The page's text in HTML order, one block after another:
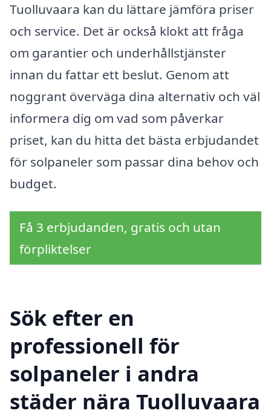
Tuolluvaara kan du lättare jämföra priser
och service. Det är också klokt att fråga
om garantier och underhållstjänster
innan du fattar ett beslut. Genom att
noggrant överväga dina alternativ och väl
informera dig om vad som påverkar
priset, kan du hitta det bästa erbjudandet
för solpaneler som passar dina behov och
budget.
Få 3 erbjudanden, gratis och utan
förpliktelser
Sök efter en
professionell för
solpaneler i andra
städer nära Tuolluvaara